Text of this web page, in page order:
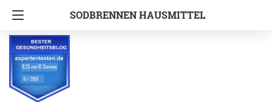
SODBRENNEN HAUSMITTEL